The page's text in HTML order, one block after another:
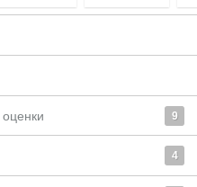
оценки 9
4